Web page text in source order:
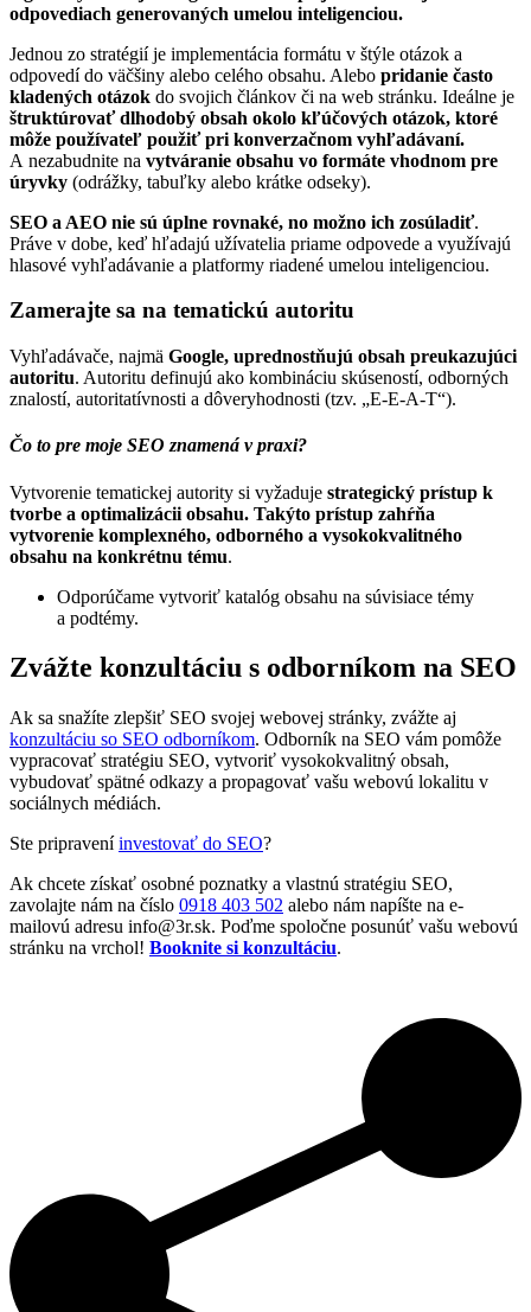
odpovediach generovaných umelou inteligenciou.
Jednou zo stratégií je implementácia formátu v štýle otázok a
odpovedí do väčšiny alebo celého obsahu. Alebo pridanie často
kladených otázok do svojich článkov či na web stránku. Ideálne je
štruktúrovať dlhodobý obsah okolo kľúčových otázok, ktoré
môže používateľ použiť pri konverzačnom vyhľadávaní.
A nezabudnite na vytváranie obsahu vo formáte vhodnom pre
úryvky (odrážky, tabuľky alebo krátke odseky).
SEO a AEO nie sú úplne rovnaké, no možno ich zosúladiť.
Práve v dobe, keď hľadajú užívatelia priame odpovede a využívajú
hlasové vyhľadávanie a platformy riadené umelou inteligenciou.
Zamerajte sa na tematickú autoritu
Vyhľadávače, najmä Google, uprednostňujú obsah preukazujúci
autoritu. Autoritu definujú ako kombináciu skúseností, odborných
znalostí, autoritatívnosti a dôveryhodnosti (tzv. „E-E-A-T“).
Čo to pre moje SEO znamená v praxi?
Vytvorenie tematickej autority si vyžaduje strategický prístup k
tvorbe a optimalizácii obsahu. Takýto prístup zahŕňa
vytvorenie komplexného, odborného a vysokokvalitného
obsahu na konkrétnu tému.
Odporúčame vytvoriť katalóg obsahu na súvisiace témy
a podtémy.
Zvážte konzultáciu s odborníkom na SEO
Ak sa snažíte zlepšiť SEO svojej webovej stránky, zvážte aj
konzultáciu so SEO odborníkom. Odborník na SEO vám pomôže
vypracovať stratégiu SEO, vytvoriť vysokokvalitný obsah,
vybudovať spätné odkazy a propagovať vašu webovú lokalitu v
sociálnych médiách.
Ste pripraveníinvestovať do SEO?
Ak chcete získať osobné poznatky a vlastnú stratégiu SEO,
zavolajte nám na číslo 0918 403 502 alebo nám napíšte na e-
mailovú adresu info@3r.sk. Poďme spoločne posunúť vašu webovú
stránku na vrchol! Booknite si konzultáciu.